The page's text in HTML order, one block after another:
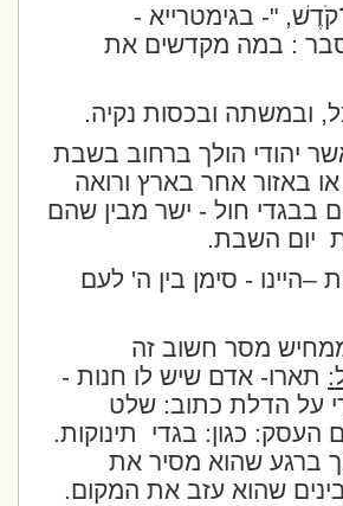
" - בגימטרייא -
: במה מקדשים את
ובכסות נקיה.
יהודי הולך ברחוב בשבת
באזור אחר בארץ ורואה
בבגדי חול - ישר מבין שהם
יום השבת.
- סימן בין ה' לעם
מסר חשוב זה
אדם שיש לו חנות -
על הדלת כתוב: שלט
כגון: בגדי תינוקות.
ברגע שהוא מסיר את
שהוא עזב את המקום.